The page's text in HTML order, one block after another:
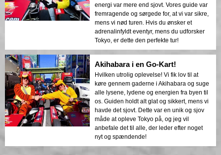
energi var mere end sjovt. Vores guide var
fremragende og sørgede for, at vi var sikre,
mens vi nød turen. Hvis du ønsker et
adrenalinfyldt eventyr, mens du udforsker
Tokyo, er dette den perfekte tur!
Akihabara i en Go-Kart!
Hvilken utrolig oplevelse! Vi fik lov til at
køre gennem gaderne i Akihabara og suge
alle lysene, lydene og energien fra byen til
os. Guiden holdt alt glat og sikkert, mens vi
havde det sjovt. Dette var en unik og sjov
måde at opleve Tokyo på, og jeg vil
anbefale det til alle, der leder efter noget
nyt og spændende!